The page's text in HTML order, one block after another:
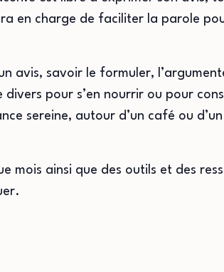
en charge de faciliter la parole
avis, savoir le formuler,
divers pour s’en nourrir ou pour
sereine, autour d’un café ou
mois ainsi que des outils et des